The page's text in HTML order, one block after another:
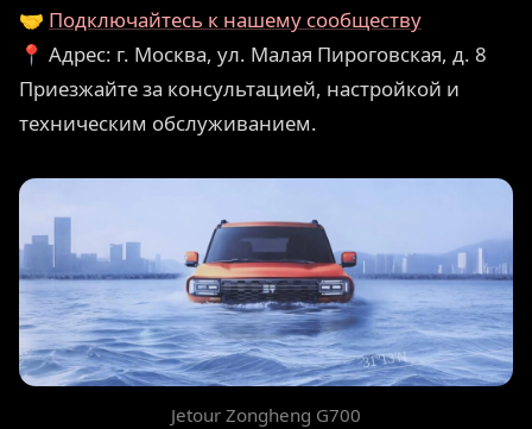
🤝 Подключайтесь к нашему сообществу
📍 Адрес: г. Москва, ул. Малая Пироговская, д. 8
Приезжайте за консультацией, настройкой и
техническим обслуживанием.
Jetour Zongheng G700